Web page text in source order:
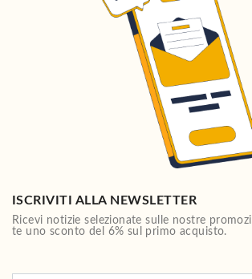
ISCRIVITI ALLA NEWSLETTER
Ricevi notizie selezionate sulle nostre
te uno sconto del 6% sul primo acquisto.